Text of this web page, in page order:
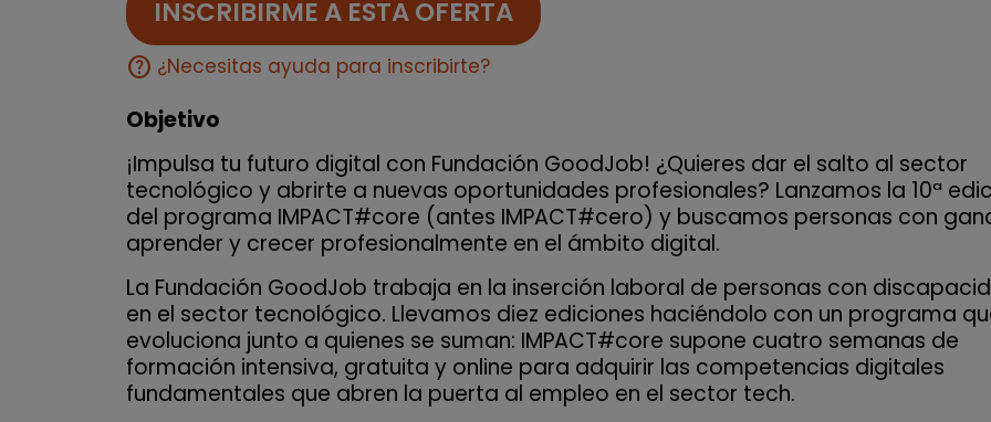
INSCRIBIRME A ESTA OFERTA
help ¿Necesitas ayuda para inscribirte?
Objetivo
¡Impulsa tu futuro digital con Fundación GoodJob! ¿Quieres dar el salto al sector
tecnológico y abrirte a nuevas oportunidades profesionales? Lanzamos la 10ª
del programa IMPACT#core (antes IMPACT#cero) y buscamos personas con
aprender y crecer profesionalmente en el ámbito digital.
La Fundación GoodJob trabaja en la inserción laboral de personas con
en el sector tecnológico. Llevamos diez ediciones haciéndolo con un programa
evoluciona junto a quienes se suman: IMPACT#core supone cuatro semanas de
formación intensiva, gratuita y online para adquirir las competencias digitales
fundamentales que abren la puerta al empleo en el sector tech.